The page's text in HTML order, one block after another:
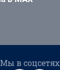
Мы в соцсетях